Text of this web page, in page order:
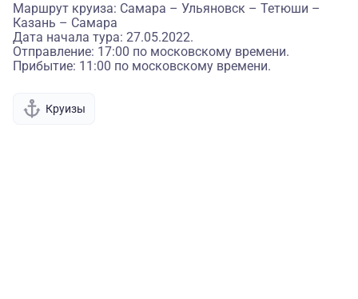
Маршрут круиза: Самара – Ульяновск – Тетюши –
Казань – Самара
Дата начала тура: 27.05.2022.
Отправление: 17:00 по московскому времени.
Прибытие: 11:00 по московскому времени.
Круизы